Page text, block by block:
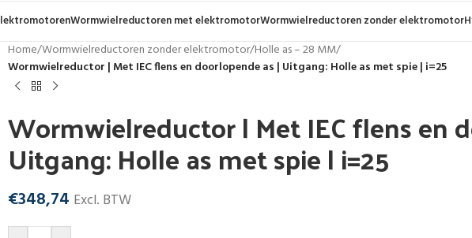
Wormwielreductoren met elektromotorWormwielreductoren zonder elektromotor
Home/Wormwielreductoren zonder elektromotor/Holle as – 28 MM/
Wormwielreductor | Met IEC flens en doorlopende as | Uitgang: Holle as met spie | i=25
Wormwielreductor | Met IEC flens en
Uitgang: Holle as met spie | i=25
€348,74 Excl. BTW